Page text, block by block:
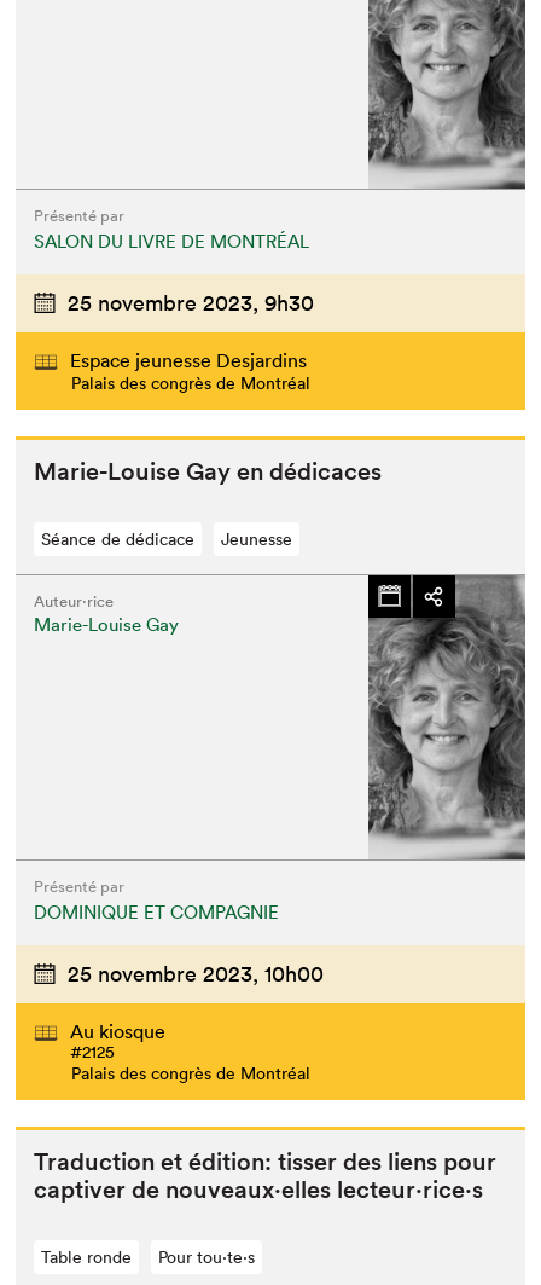
Présenté par
SALON DU LIVRE DE MONTRÉAL
25 novembre 2023, 9h30
Espace jeunesse Desjardins
Palais des congrès de Montréal
Marie-Louise Gay en dédicaces
Séance de dédicace Jeunesse
Auteur·rice
Marie-Louise Gay
Présenté par
DOMINIQUE ET COMPAGNIE
25 novembre 2023, 10h00
Au kiosque
#2125
Palais des congrès de Montréal
Tra­duc­tion et édi­tion: tiss­er des liens pour
cap­tiv­er de nouveaux·elles lecteur·rice·s
Table ronde Pour tou⋅te⋅s